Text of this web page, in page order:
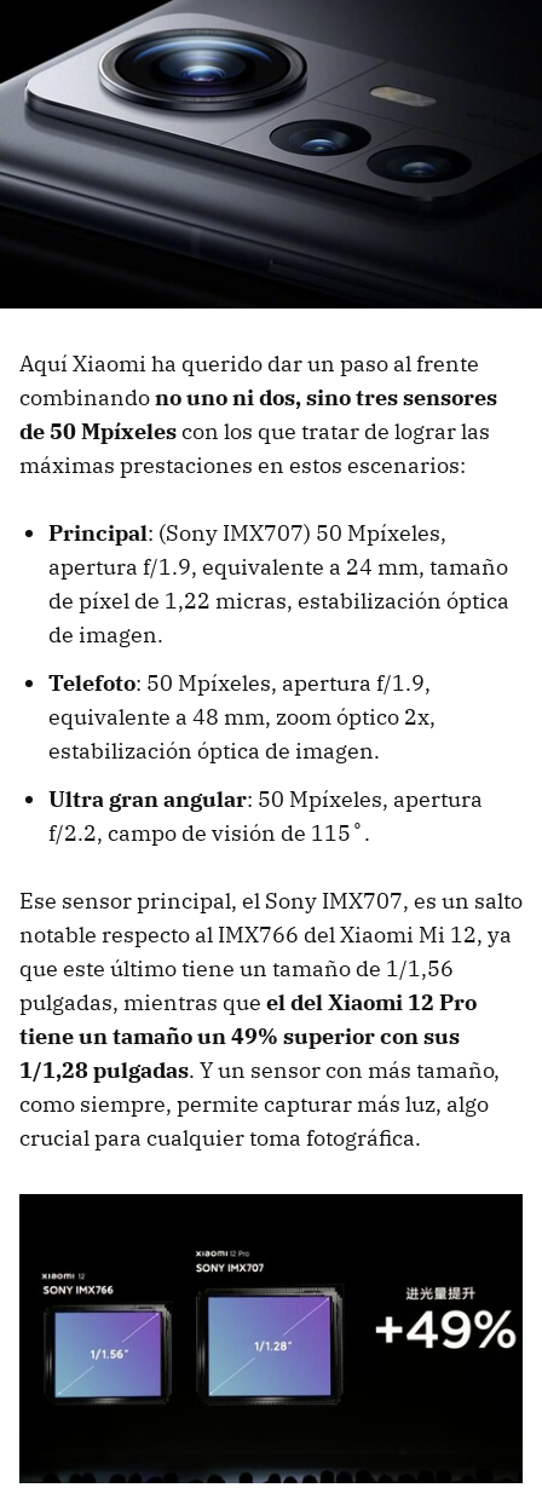
Aquí Xiaomi ha querido dar un paso al frente
combinandono uno ni dos, sino tres sensores
de 50 Mpíxelescon los que tratar de lograr las
máximas prestaciones en estos escenarios:
Principal: (Sony IMX707) 50 Mpíxeles,
apertura f/1.9, equivalente a 24 mm, tamaño
de píxel de 1,22 micras, estabilización óptica
de imagen.
Telefoto: 50 Mpíxeles, apertura f/1.9,
equivalente a 48 mm, zoom óptico 2x,
estabilización óptica de imagen.
Ultra gran angular: 50 Mpíxeles, apertura
f/2.2, campo de visión de 115˚.
Ese sensor principal, el Sony IMX707, es un salto
notable respecto al IMX766 del Xiaomi Mi 12, ya
que este último tiene un tamaño de 1/1,56
pulgadas, mientras que el del Xiaomi 12 Pro
tiene un tamaño un 49% superior con sus
1/1,28 pulgadas. Y un sensor con más tamaño,
como siempre, permite capturar más luz, algo
crucial para cualquier toma fotográfica.